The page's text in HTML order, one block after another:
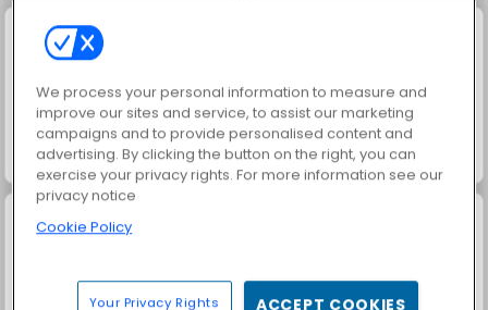
Masha and the Bear: Meadows Scala 40
We process your personal information to measure and
improve our sites and service, to assist our marketing
campaigns and to provide personalised content and
advertising. By clicking the button on the right, you can
exercise your privacy rights. For more information see our
privacy notice
Cookie Policy
Your Privacy Rights ACCEPT COOKIES